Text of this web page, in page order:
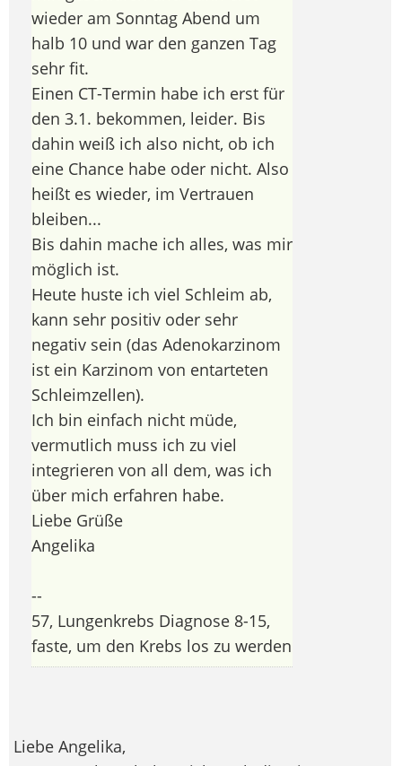
wieder am Sonntag Abend um
halb 10 und war den ganzen Tag
sehr fit.
Einen CT-Termin habe ich erst für
den 3.1. bekommen, leider. Bis
dahin weiß ich also nicht, ob ich
eine Chance habe oder nicht. Also
heißt es wieder, im Vertrauen
bleiben...
Bis dahin mache ich alles, was mir
möglich ist.
Heute huste ich viel Schleim ab,
kann sehr positiv oder sehr
negativ sein (das Adenokarzinom
ist ein Karzinom von entarteten
Schleimzellen).
Ich bin einfach nicht müde,
vermutlich muss ich zu viel
integrieren von all dem, was ich
über mich erfahren habe.
Liebe Grüße
Angelika
--
57, Lungenkrebs Diagnose 8-15,
faste, um den Krebs los zu werden
Liebe Angelika,